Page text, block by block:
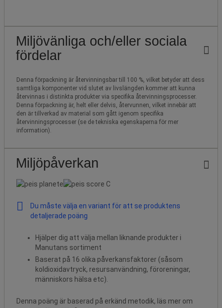
Miljövänliga och/eller sociala
fördelar
Denna förpackning är återvinningsbar till 100 %, vilket betyder att dess
samtliga komponenter vid slutet av livslängden kommer att kunna
återvinnas i distinkta produkter via specifika återvinningsprocesser.
Denna förpackning är, helt eller delvis, återvunnen, vilket innebär att
den är tillverkad av material som gått igenom specifika
återvinningsprocesser (se de tekniska egenskaperna för mer
information).
Miljöpåverkan
Du måste välja en variant för att se produktens
detaljerade poäng
Hjälper dig att välja mellan liknande produkter i
Manutans sortiment
Baserat på 16 olika påverkansfaktorer (såsom
koldioxidavtryck, resursanvändning, föroreningar,
människors hälsa etc).
Denna poäng är baserad på erkänd metodik, läs mer om